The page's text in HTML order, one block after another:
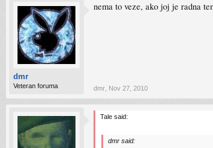
dmr
Veteran foruma
nema to veze, ako joj je radna
dmr Nov 27, 2010
Tale said:
dmr said: